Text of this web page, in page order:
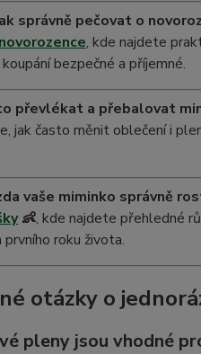
správně pečovat o
, kde najdete
bezpečné a příjemné.
převlékat a přebalovat
jak často měnit oblečení i
vaše miminko správně
👶, kde najdete přehledné
roku života.
otázky o
pleny jsou vhodné